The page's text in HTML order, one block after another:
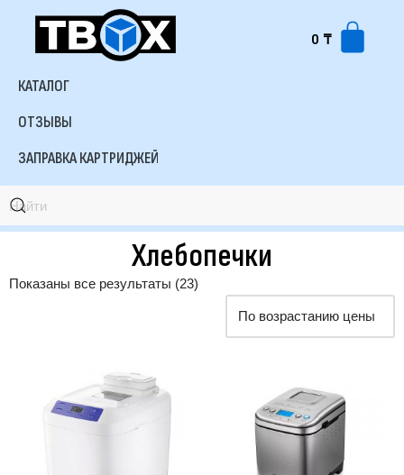
0 ₸
КАТАЛОГ
ОТЗЫВЫ
ЗАПРАВКА КАРТРИДЖЕЙ
Хлебопечки
Показаны все результаты (23)